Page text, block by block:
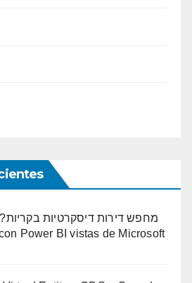
מחפש דירות דיסקרטיות
Power BI vistas de Microsoft